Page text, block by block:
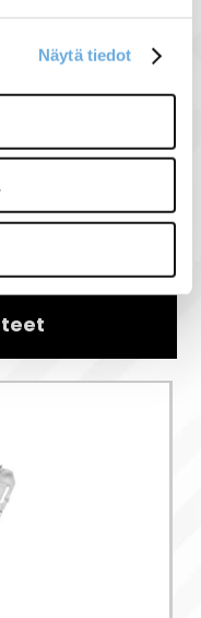
Näytä tiedot